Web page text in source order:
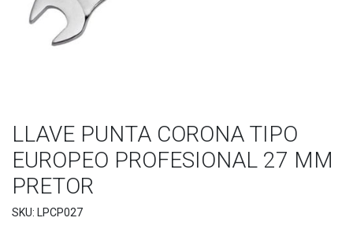
LLAVE PUNTA CORONA TIPO
EUROPEO PROFESIONAL 27 MM
PRETOR
SKU: LPCP027